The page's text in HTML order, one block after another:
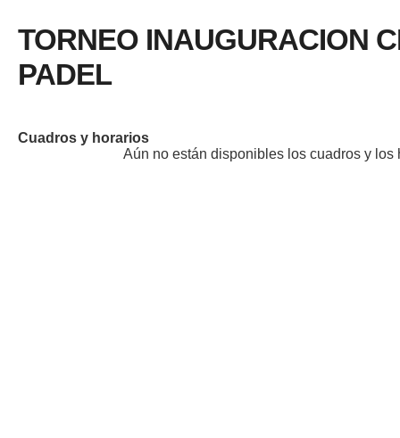
TORNEO INAUGURACION
PADEL
Cuadros y horarios
Aún no están disponibles los cuadros y los